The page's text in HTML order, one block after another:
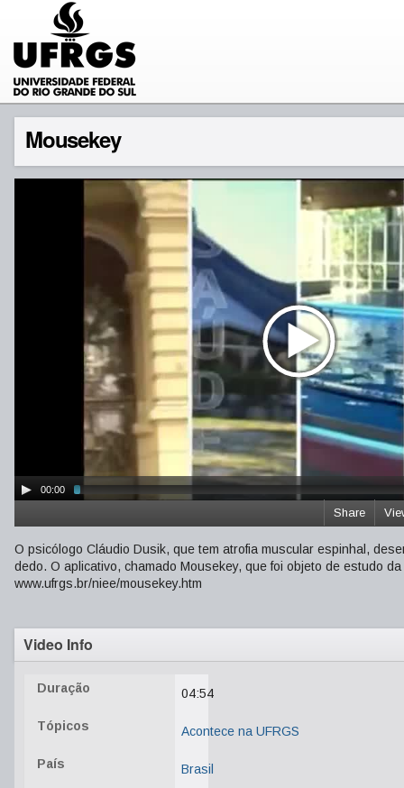
Mousekey
00:00
Share
O psicólogo Cláudio Dusik, que tem atrofia muscular espinhal,
dedo. O aplicativo, chamado Mousekey, que foi objeto de estudo
www.ufrgs.br/niee/mousekey.htm
Video Info
Duração 04:54
Tópicos Acontece na UFRGS
País Brasil